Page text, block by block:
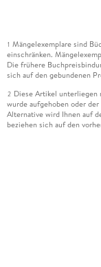
1 Mängelexemplare sind
einschränken.
Die frühere
sich auf den gebundenen
2 Diese Artikel unterliegen
wurde aufgehoben oder
Alternative wird Ihnen auf
beziehen sich auf den